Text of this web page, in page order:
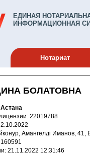
ЕДИНАЯ
ИНФОРМАЦИОННАЯ
Нотариат
БОЛАТОВНА
Астана
Номер государственной лицензии: 22019788
выдачи лицензии: 22.10.2022
Байконур, Амангелді Иманов,
87079160591
Дата учетной регистрации: 21.11.2022 12:31:46